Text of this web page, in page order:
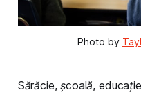
Photo by
Sărăcie, școală,